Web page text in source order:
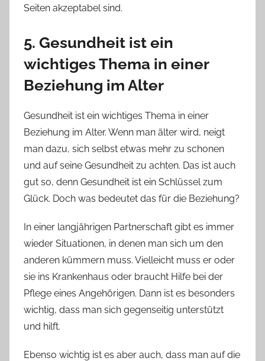
Seiten akzeptabel sind.
5. Gesundheit ist ein
wichtiges Thema in einer
Beziehung im Alter
Gesundheit ist ein wichtiges Thema in einer
Beziehung im Alter. Wenn man älter wird, neigt
man dazu, sich selbst etwas mehr zu schonen
und auf seine Gesundheit zu achten. Das ist auch
gut so, denn Gesundheit ist ein Schlüssel zum
Glück. Doch was bedeutet das für die Beziehung?
In einer langjährigen Partnerschaft gibt es immer
wieder Situationen, in denen man sich um den
anderen kümmern muss. Vielleicht muss er oder
sie ins Krankenhaus oder braucht Hilfe bei der
Pflege eines Angehörigen. Dann ist es besonders
wichtig, dass man sich gegenseitig unterstützt
und hilft.
Ebenso wichtig ist es aber auch, dass man auf die